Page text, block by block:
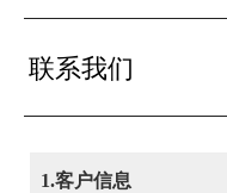
联系我们
1.客户信息